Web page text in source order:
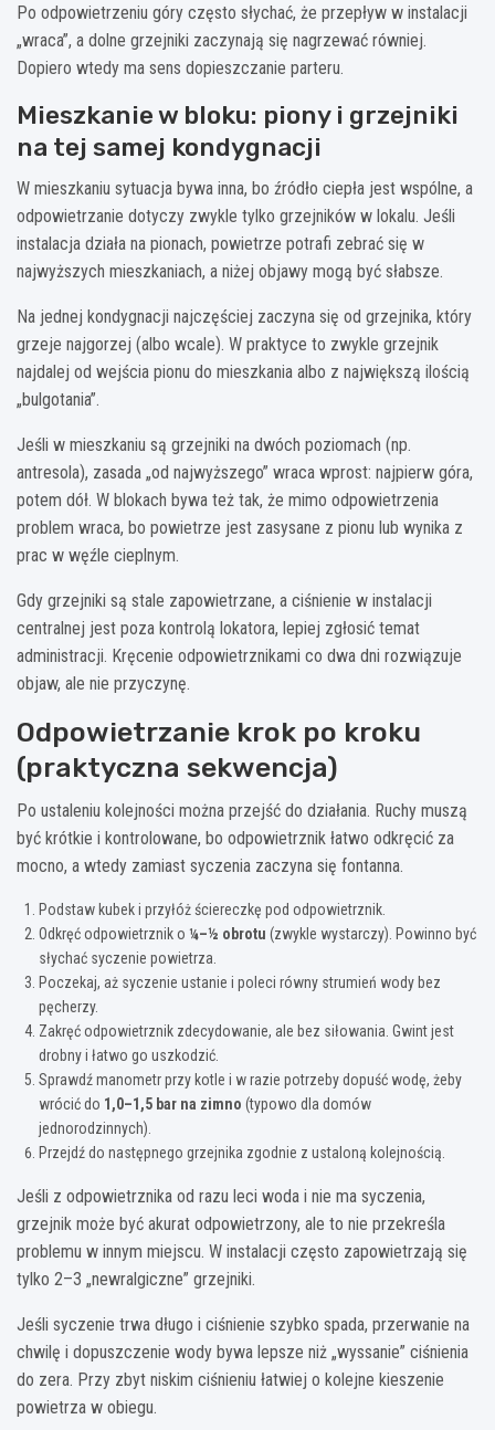
Po odpowietrzeniu góry często słychać, że przepływ w instalacji
„wraca”, a dolne grzejniki zaczynają się nagrzewać równiej.
Dopiero wtedy ma sens dopieszczanie parteru.
Mieszkanie w bloku: piony i grzejniki
na tej samej kondygnacji
W mieszkaniu sytuacja bywa inna, bo źródło ciepła jest wspólne, a
odpowietrzanie dotyczy zwykle tylko grzejników w lokalu. Jeśli
instalacja działa na pionach, powietrze potrafi zebrać się w
najwyższych mieszkaniach, a niżej objawy mogą być słabsze.
Na jednej kondygnacji najczęściej zaczyna się od grzejnika, który
grzeje najgorzej (albo wcale). W praktyce to zwykle grzejnik
najdalej od wejścia pionu do mieszkania albo z największą ilością
„bulgotania”.
Jeśli w mieszkaniu są grzejniki na dwóch poziomach (np.
antresola), zasada „od najwyższego” wraca wprost: najpierw góra,
potem dół. W blokach bywa też tak, że mimo odpowietrzenia
problem wraca, bo powietrze jest zasysane z pionu lub wynika z
prac w węźle cieplnym.
Gdy grzejniki są stale zapowietrzane, a ciśnienie w instalacji
centralnej jest poza kontrolą lokatora, lepiej zgłosić temat
administracji. Kręcenie odpowietrznikami co dwa dni rozwiązuje
objaw, ale nie przyczynę.
Odpowietrzanie krok po kroku
(praktyczna sekwencja)
Po ustaleniu kolejności można przejść do działania. Ruchy muszą
być krótkie i kontrolowane, bo odpowietrznik łatwo odkręcić za
mocno, a wtedy zamiast syczenia zaczyna się fontanna.
Podstaw kubek i przyłóż ściereczkę pod odpowietrznik.
Odkręć odpowietrznik o ¼–½ obrotu (zwykle wystarczy). Powinno być
słychać syczenie powietrza.
Poczekaj, aż syczenie ustanie i poleci równy strumień wody bez
pęcherzy.
Zakręć odpowietrznik zdecydowanie, ale bez siłowania. Gwint jest
drobny i łatwo go uszkodzić.
Sprawdź manometr przy kotle i w razie potrzeby dopuść wodę, żeby
wrócić do 1,0–1,5 bar na zimno (typowo dla domów
jednorodzinnych).
Przejdź do następnego grzejnika zgodnie z ustaloną kolejnością.
Jeśli z odpowietrznika od razu leci woda i nie ma syczenia,
grzejnik może być akurat odpowietrzony, ale to nie przekreśla
problemu w innym miejscu. W instalacji często zapowietrzają się
tylko 2–3 „newralgiczne” grzejniki.
Jeśli syczenie trwa długo i ciśnienie szybko spada, przerwanie na
chwilę i dopuszczenie wody bywa lepsze niż „wyssanie” ciśnienia
do zera. Przy zbyt niskim ciśnieniu łatwiej o kolejne kieszenie
powietrza w obiegu.